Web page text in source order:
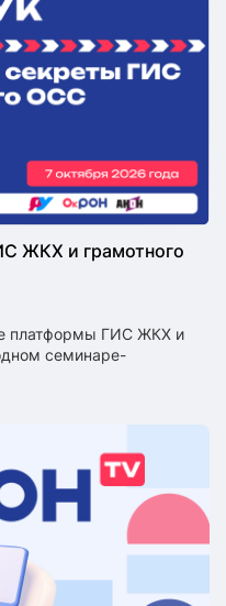
ЖКХ и грамотного
платформы ГИС ЖКХ и
семинаре-